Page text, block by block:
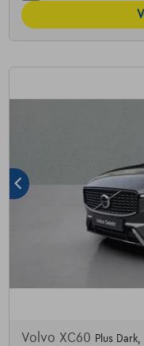
Volvo XC60 Plus